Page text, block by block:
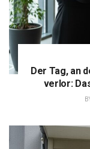
Der Tag, an
verlor: